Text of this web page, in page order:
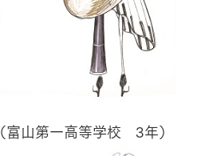
第一高等学校 3年）